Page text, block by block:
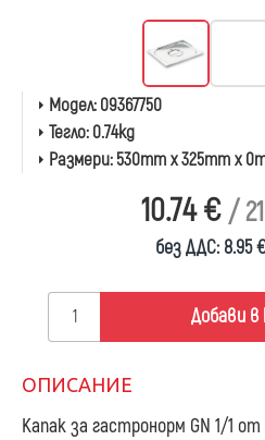
10.74 € /
без ДДС: 8.95
Модел:09367750
Тегло:0.74kg
Размери:530mm x 325mm x
Добави
ОПИСАНИЕ
Капак за гастронорм GN 1/1 от